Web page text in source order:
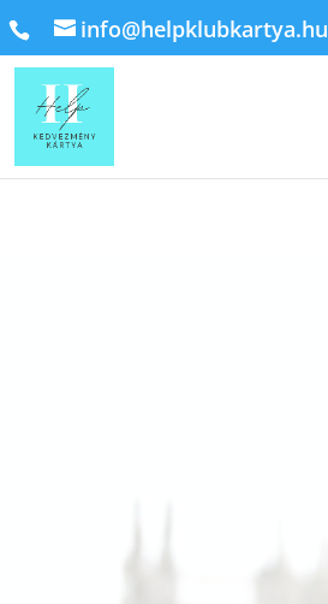
info@helpklubkartya.hu